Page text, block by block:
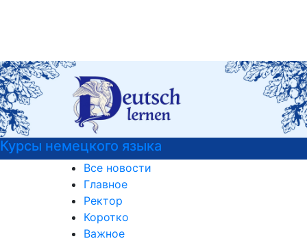
Детали программы
Все новости
Главное
Ректор
Коротко
Важное